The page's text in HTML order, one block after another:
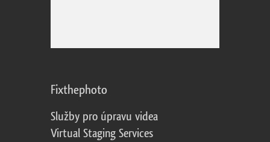
Fixthephoto
Služby pro úpravu videa
Virtual Staging Services